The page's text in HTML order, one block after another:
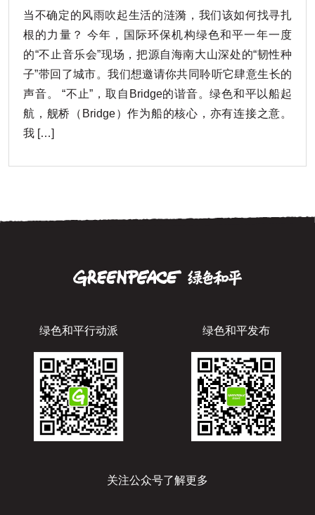
当不确定的风雨吹起生活的涟漪，我们该如何找寻扎
根的力量？ 今年，国际环保机构绿色和平一年一度
的“不止音乐会”现场，把源自海南大山深处的“韧性种
子”带回了城市。我们想邀请你共同聆听它肆意生长的
声音。 “不止”，取自Bridge的谐音。绿色和平以船起
航，舰桥（Bridge）作为船的核心，亦有连接之意。
我 […]
绿色和平行动派 绿色和平发布
关注公众号了解更多